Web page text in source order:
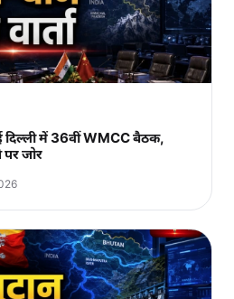
दिल्ली में 36वीं WMCC बैठक,
पर जोर